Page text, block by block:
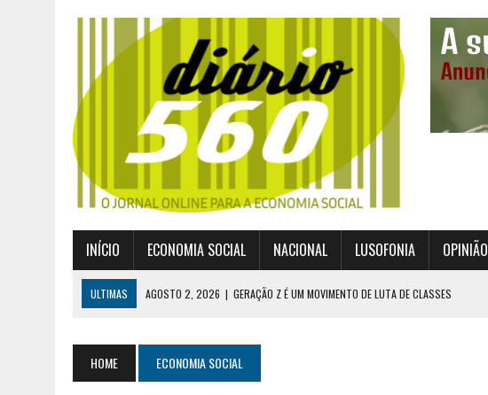
INÍCIO ECONOMIA SOCIAL NACIONAL LUSOFONIA OPINIÃO
ULTIMAS AGOSTO 2, 2026 | GERAÇÃO Z É UM MOVIMENTO DE LUTA DE CLASSES
JULHO 26, 2026 | UM MARCO QUE REDEFINE O COOPERATIVISMO GLOBAL
HOME ECONOMIA SOCIAL